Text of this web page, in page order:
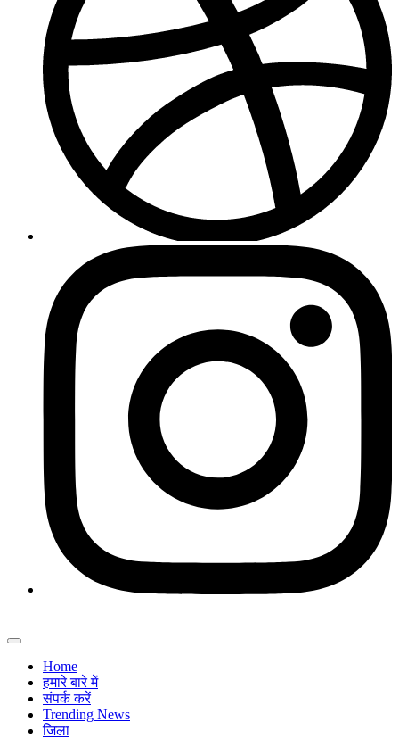
Home
हमारे बारे में
संपर्क करें
Trending News
जिला